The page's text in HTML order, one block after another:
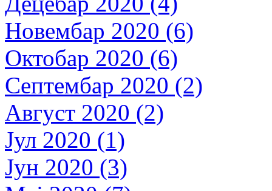
Новембар 2020 (6)
Октобар 2020 (6)
Септембар 2020 (2)
Август 2020 (2)
Јул 2020 (1)
Јун 2020 (3)